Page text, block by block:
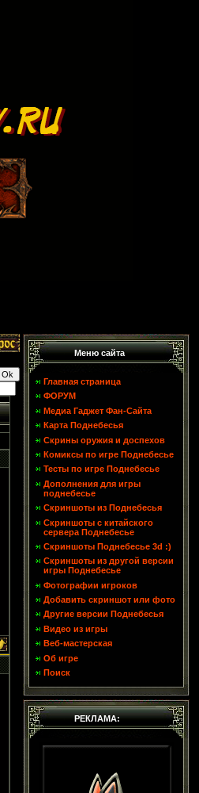
Меню сайта
Главная страница
ФОРУМ
Медиа Гаджет Фан-Сайта
Карта Поднебесья
Скрины оружия и доспехов
Комиксы по игре Поднебесье
Тесты по игре Поднебесье
Дополнения для игры
поднебесье
Скриншоты из Поднебесья
Скриншоты с китайского
сервера Поднебесье
Скриншоты Поднебесье 3d :)
Скриншоты из другой версии
игры Поднебесье
Фотографии игроков
Добавить скриншот или фото
Другие версии Поднебесья
Видео из игры
Веб-мастерская
Об игре
Поиск
РЕКЛАМА: